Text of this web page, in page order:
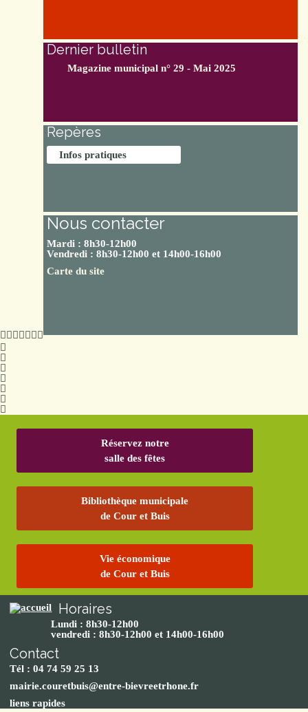
Dernier bulletin
Magazine municipal n° 29 - Mai 2025
Repères
Infos pratiques
Nous contacter
Mardi : 8h30-12h00
Vendredi : 8h30-12h00 et 14h00-16h00
Carte du site
Réservez notre
salle des fêtes
Bibliothèque municipale
de Cour et Buis
Vie économique
de Cour et Buis
Horaires
Lundi : 8h30-12h00
vendredi : 8h30-12h00 et 14h00-16h00
Contact
Tél : 04 74 59 25 13
mairie.couretbuis@entre-bievreetrhone.fr
liens rapides